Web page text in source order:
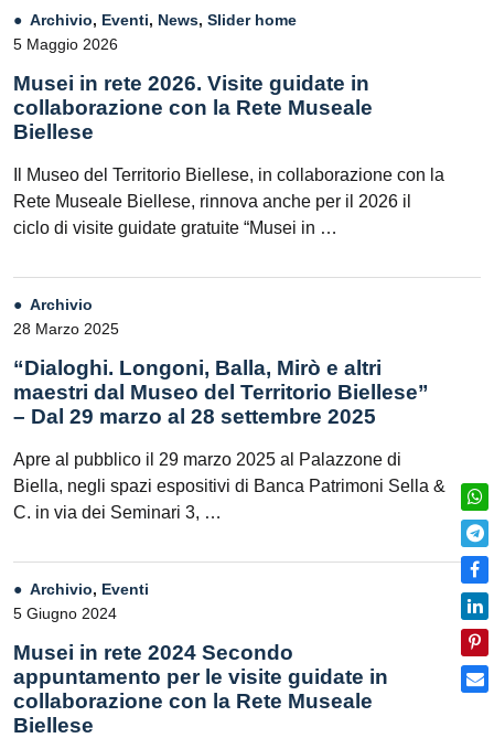
Archivio, Eventi, News, Slider home
5 Maggio 2026
Musei in rete 2026. Visite guidate in
collaborazione con la Rete Museale
Biellese
Il Museo del Territorio Biellese, in collaborazione con la
Rete Museale Biellese, rinnova anche per il 2026 il
ciclo di visite guidate gratuite “Musei in …
Archivio
28 Marzo 2025
“Dialoghi. Longoni, Balla, Mirò e altri
maestri dal Museo del Territorio Biellese”
– Dal 29 marzo al 28 settembre 2025
Apre al pubblico il 29 marzo 2025 al Palazzone di
Biella, negli spazi espositivi di Banca Patrimoni Sella &
C. in via dei Seminari 3, …
Archivio, Eventi
5 Giugno 2024
Musei in rete 2024 Secondo
appuntamento per le visite guidate in
collaborazione con la Rete Museale
Biellese